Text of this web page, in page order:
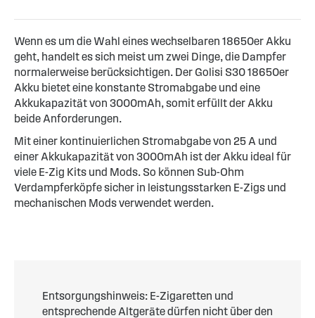
Wenn es um die Wahl eines wechselbaren 18650er Akku
geht, handelt es sich meist um zwei Dinge, die Dampfer
normalerweise berücksichtigen. Der Golisi S30 18650er
Akku bietet eine konstante Stromabgabe und eine
Akkukapazität von 3000mAh, somit erfüllt der Akku
beide Anforderungen.
Mit einer kontinuierlichen Stromabgabe von 25 A und
einer Akkukapazität von 3000mAh ist der Akku ideal für
viele E-Zig Kits und Mods. So können Sub-Ohm
Verdampferköpfe sicher in leistungsstarken E-Zigs und
mechanischen Mods verwendet werden.
Entsorgungshinweis: E-Zigaretten und
entsprechende Altgeräte dürfen nicht über den